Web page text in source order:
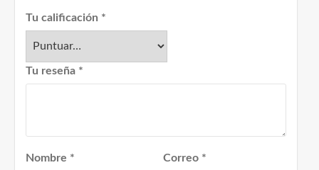
Tu calificación *
Tu reseña *
Nombre * Correo *